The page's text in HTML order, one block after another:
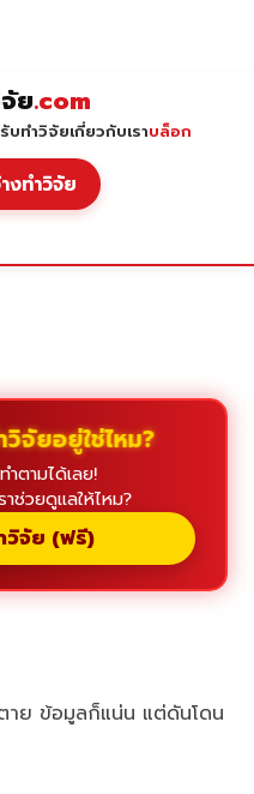
ย.com
บทำวิจัยเกี่ยวกับเราบล็อก
งทำวิจัย
จัยอยู่ใช่ไหม?
ตามได้เลย!
าช่วยดูแลให้ไหม?
วิจัย (ฟรี)
าย ข้อมูลก็แน่น แต่ดันโดน